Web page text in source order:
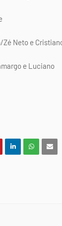
Zé Neto e
e Luciano